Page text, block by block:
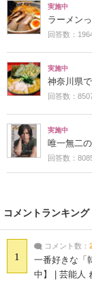
実施中
ラーメン
回答数：
実施中
神奈川県
回答数：
実施中
唯一無二
回答数：
コメントランキング
1
コメント数：
一番好きな「
中】 | 芸能人